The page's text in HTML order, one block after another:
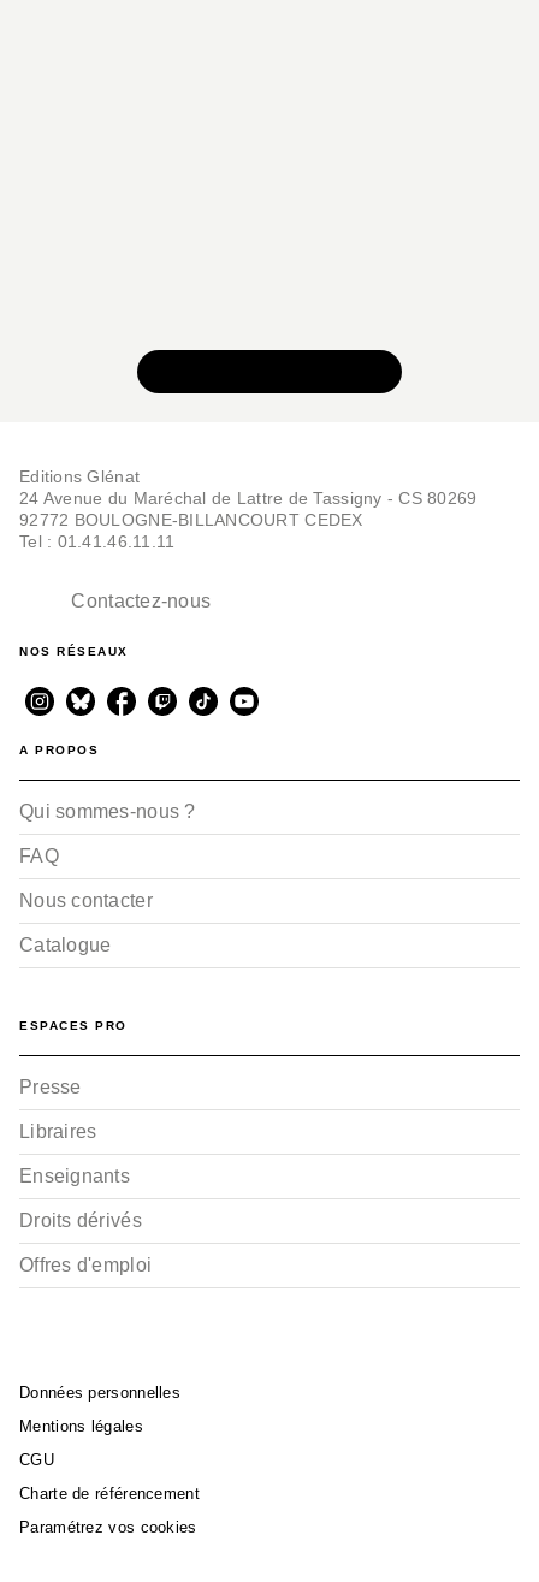
Editions Glénat
24 Avenue du Maréchal de Lattre de Tassigny - CS 80269
92772 BOULOGNE-BILLANCOURT CEDEX
Tel : 01.41.46.11.11
Contactez-nous
NOS RÉSEAUX
A PROPOS
Qui sommes-nous ?
FAQ
Nous contacter
Catalogue
ESPACES PRO
Presse
Libraires
Enseignants
Droits dérivés
Offres d'emploi
Données personnelles
Mentions légales
CGU
Charte de référencement
Paramétrez vos cookies